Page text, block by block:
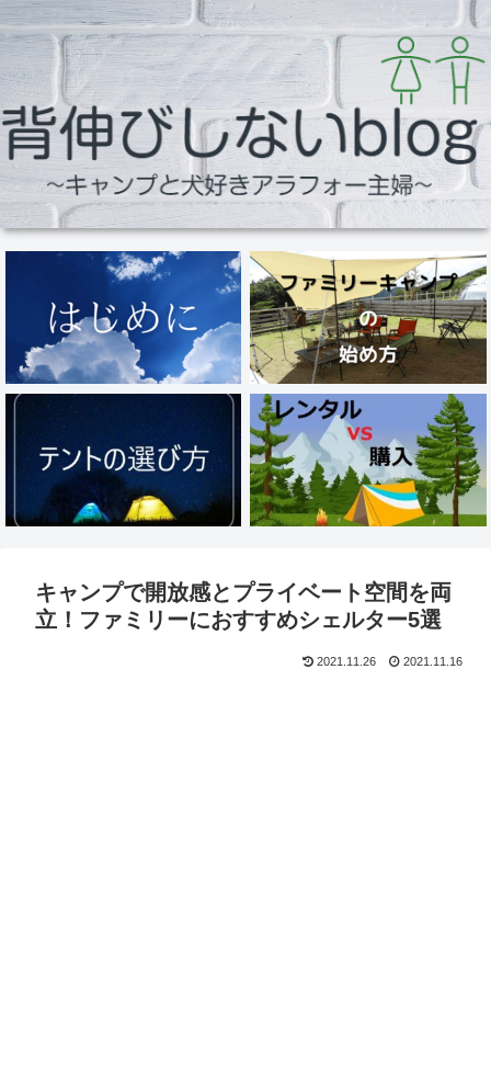
キャンプで開放感とプライベート空間を両
立！ファミリーにおすすめシェルター5選
2021.11.26 2021.11.16